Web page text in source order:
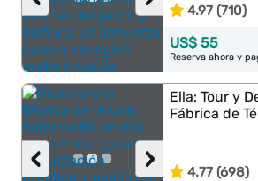
4.97 (710)
US$ 55
Reserva ahora y
›
‹
Ella: Tour y
Fábrica de
4.77 (698)